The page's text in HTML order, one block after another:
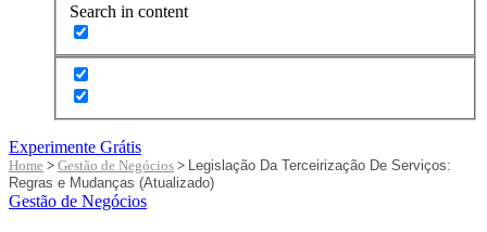
Search in content
Experimente Grátis
Home > Gestão de Negócios > Legislação Da Terceirização De Serviços:
Regras e Mudanças (Atualizado)
Gestão de Negócios